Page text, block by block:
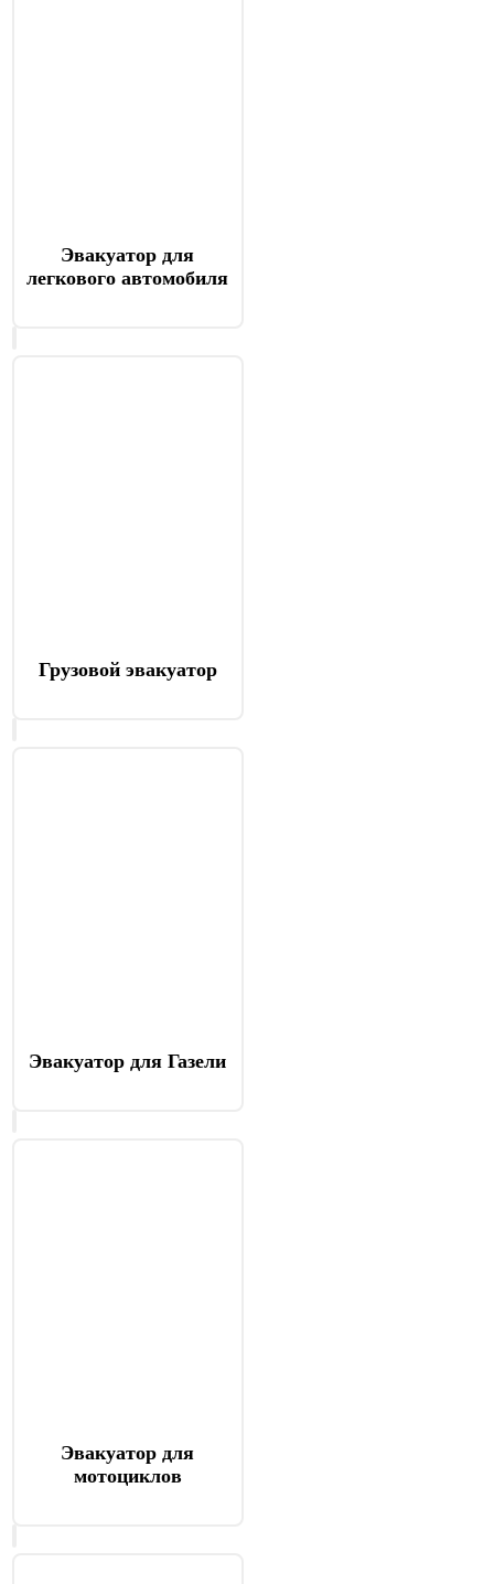
Эвакуатор для
легкового автомобиля
Грузовой эвакуатор
Эвакуатор для Газели
Эвакуатор для
мотоциклов